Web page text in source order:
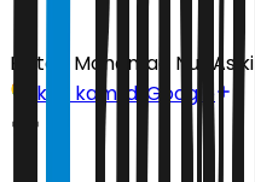
Editor: Mohamad Nur Asikin
Ikuti kami di Google